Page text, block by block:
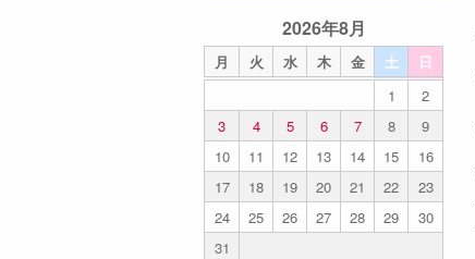
2026年8月
月 火 水 木 金 土 日
1
2
3
4 5 6 7 8
9
10
11 12 13 14 15
16
17
18 19 20 21 22
23
24
25 26 27 28 29
30
31